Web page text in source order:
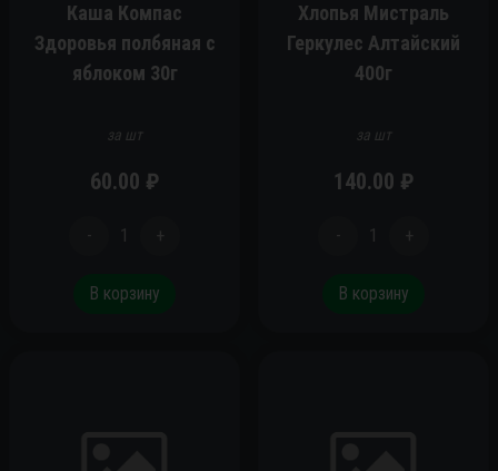
Каша Компас
Здоровья полбяная с
яблоком 30г
за шт
60.00 ₽
- 1 +
В корзину
Хлопья Мистраль
Геркулес Алтайский
400г
за шт
140.00 ₽
- 1 +
В корзину